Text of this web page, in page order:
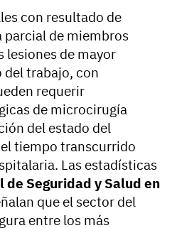
con resultado de
de miembros
lesiones de mayor
del trabajo, con
requerir
de microcirugía
del estado del
tiempo transcurrido
Las estadísticas
Seguridad y Salud en
que el sector del
entre los más